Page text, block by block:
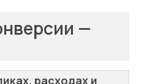
—
расходах и